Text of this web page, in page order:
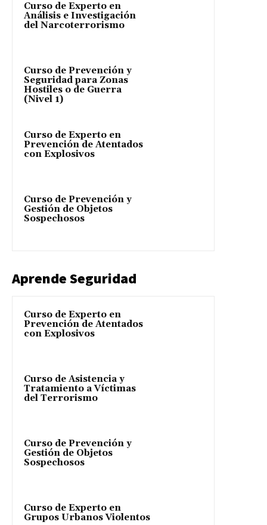
Curso de Experto en
Análisis e Investigación
del Narcoterrorismo
Curso de Prevención y
Seguridad para Zonas
Hostiles o de Guerra
(Nivel 1)
Curso de Experto en
Prevención de Atentados
con Explosivos
Curso de Prevención y
Gestión de Objetos
Sospechosos
Aprende Seguridad
Curso de Experto en
Prevención de Atentados
con Explosivos
Curso de Asistencia y
Tratamiento a Víctimas
del Terrorismo
Curso de Prevención y
Gestión de Objetos
Sospechosos
Curso de Experto en
Grupos Urbanos Violentos